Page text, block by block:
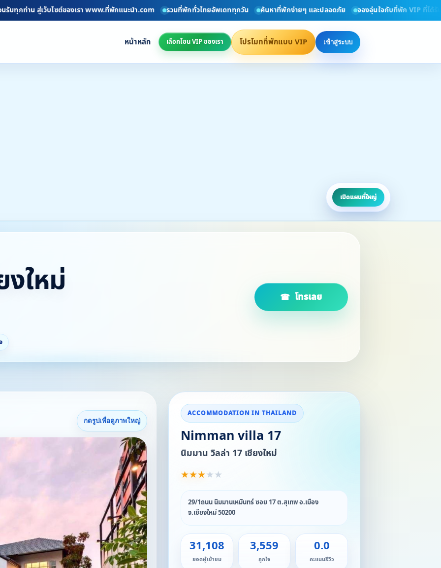
น สู่เว็บไซต์ของเรา www.ที่พักแนะนำ.com รวมที่พักทั่วไทยอัพเดททุกวัน ค้นหาที่พักง่ายๆ และปลอดภัย จองอุ่นใจกับที่พัก VIP ที่ได้รับการตร
หน้าหลัก เลือกโซน VIP ของเรา โปรโมทที่พักแบบ VIP เข้าสู่ระบบ
เปิดแผนที่ใหญ่
ใหม่ โทรเลย
กดรูปเพื่อดูภาพใหญ่
ACCOMMODATION IN THAILAND
Nimman villa 17
นิมมาน วิลล่า 17 เชียงใหม่
★★★★★
29/1ถนน นิมมานเหมินทร์ ซอย 17 ต.สุเทพ อ.เมือง
จ.เชียงใหม่ 50200
31,108
ยอดผู้เข้าชม
3,559
ถูกใจ
0.0
คะแนนรีวิว